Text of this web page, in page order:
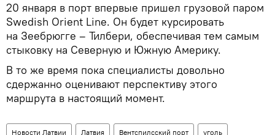
20 января в порт впервые пришел грузовой паром
Swedish Orient Line. Он будет курсировать
на Зеебрюгге – Тилбери, обеспечивая тем самым
стыковку на Северную и Южную Америку.
В то же время пока специалисты довольно
сдержанно оценивают перспективу этого
маршрута в настоящий момент.
Новости Латвии Латвия Вентспилсский порт уголь